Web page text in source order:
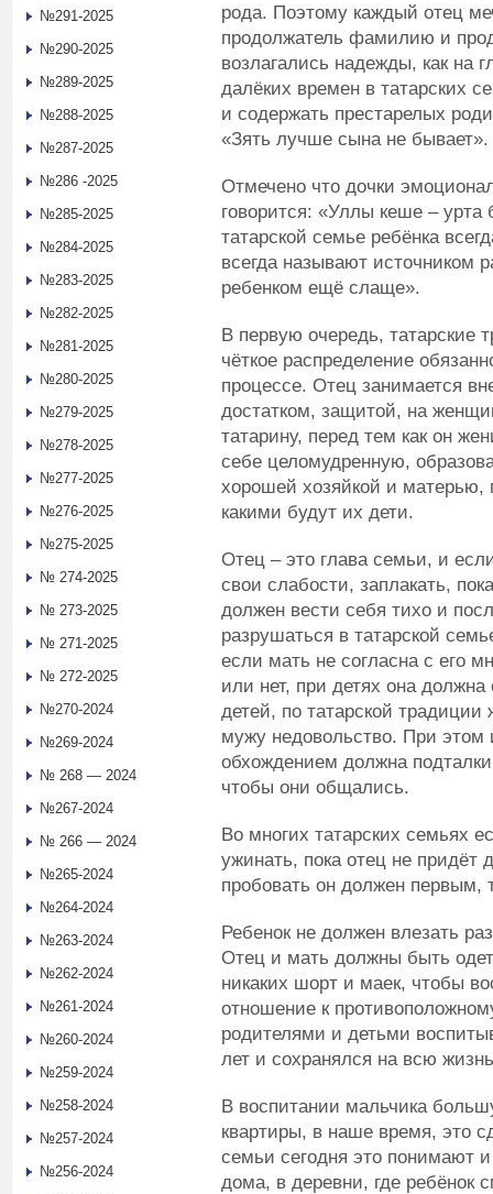
рода. Поэтому каждый отец
продолжатель фамилию и
возлагались надежды, как на
далёких времен в татарских
и содержать престарелых
«Зять лучше сына не бывает».
Отмечено что дочки
говорится: «Уллы кеше –
татарской семье ребёнка
всегда называют источником
ребенком ещё слаще».
В первую очередь, татарские
чёткое распределение
процессе. Отец занимается
достатком, защитой, на
татарину, перед тем как он
себе целомудренную,
хорошей хозяйкой и матерью,
какими будут их дети.
Отец – это глава семьи, и
свои слабости, заплакать,
должен вести себя тихо и
разрушаться в татарской
если мать не согласна с его
или нет, при детях она
детей, по татарской
мужу недовольство. При
обхождением должна
чтобы они общались.
Во многих татарских семьях
ужинать, пока отец не
пробовать он должен первым,
Ребенок не должен влезать
Отец и мать должны быть
никаких шорт и маек, чтобы
отношение к
родителями и детьми
лет и сохранялся на всю
В воспитании мальчика
квартиры, в наше время, это
семьи сегодня это понимают
дома, в деревни, где ребёнок
№291-2025
№290-2025
№289-2025
№288-2025
№287-2025
№286 -2025
№285-2025
№284-2025
№283-2025
№282-2025
№281-2025
№280-2025
№279-2025
№278-2025
№277-2025
№276-2025
№275-2025
№ 274-2025
№ 273-2025
№ 271-2025
№ 272-2025
№270-2024
№269-2024
№ 268 — 2024
№267-2024
№ 266 — 2024
№265-2024
№264-2024
№263-2024
№262-2024
№261-2024
№260-2024
№259-2024
№258-2024
№257-2024
№256-2024